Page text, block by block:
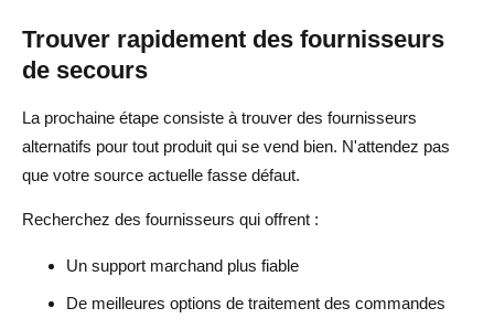
Trouver rapidement des fournisseurs
de secours
La prochaine étape consiste à trouver des fournisseurs
alternatifs pour tout produit qui se vend bien. N'attendez pas
que votre source actuelle fasse défaut.
Recherchez des fournisseurs qui offrent :
Un support marchand plus fiable
De meilleures options de traitement des commandes